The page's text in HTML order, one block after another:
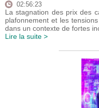
02:56:23
La stagnation des prix des
plafonnement et les
dans un contexte de fortes
Lire la suite >